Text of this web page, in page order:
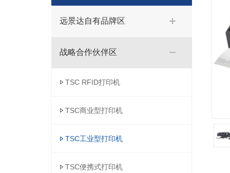
远景达自有品牌区
战略合作伙伴区
TSC RFID打印机
TSC商业型打印机
TSC工业型打印机
TSC便携式打印机